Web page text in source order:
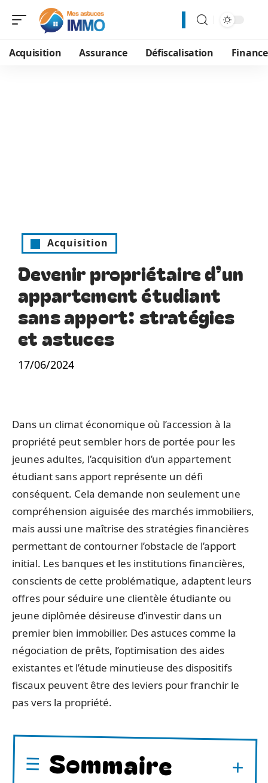
Acquisition Assurance Défiscalisation
Acquisition
Devenir propriétaire d’un
appartement étudiant
sans apport: stratégies
et astuces
17/06/2024
Dans un climat économique où l’accession à la
propriété peut sembler hors de portée pour les
jeunes adultes, l’acquisition d’un appartement
étudiant sans apport représente un défi
conséquent. Cela demande non seulement une
compréhension aiguisée des marchés immobiliers,
mais aussi une maîtrise des stratégies financières
permettant de contourner l’obstacle de l’apport
initial. Les banques et les institutions financières,
conscients de cette problématique, adaptent leurs
offres pour séduire une clientèle étudiante ou
jeune diplômée désireuse d’investir dans un
premier bien immobilier. Des astuces comme la
négociation de prêts, l’optimisation des aides
existantes et l’étude minutieuse des dispositifs
fiscaux peuvent être des leviers pour franchir le
pas vers la propriété.
Sommaire